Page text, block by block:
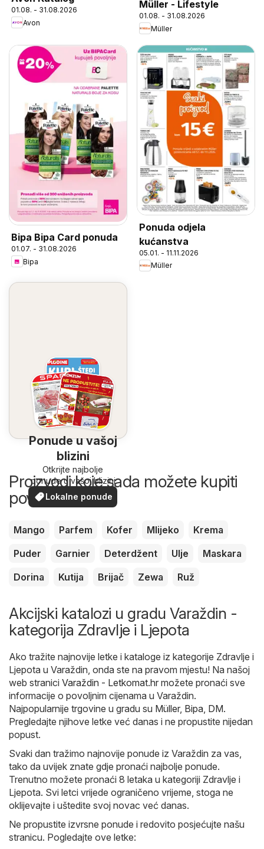
01.08. - 31.08.2026
Avon
Müller - Lifestyle
01.08. - 31.08.2026
Müller
Bipa Bipa Card ponuda
01.07. - 31.08.2026
Bipa
Ponuda odjela
kućanstva
05.01. - 11.11.2026
Müller
Ponude u vašoj
blizini
Otkrijte najbolje
ponude u vašoj blizini
Lokalne ponude
Proizvodi koje sada možete kupiti
povoljnije
Mango Parfem Kofer Mlijeko
Krema
Puder
Garnier Deterdžent Ulje
Maskara
Dorina
Kutija Brijač Zewa Ruž
Akcijski katalozi u gradu Varaždin -
kategorija Zdravlje i Ljepota
Ako tražite najnovije letke i kataloge iz kategorije Zdravlje i
Ljepota u Varaždin, onda ste na pravom mjestu! Na našoj
web stranici Varaždin - Letkomat.hr možete pronaći sve
informacije o povoljnim cijenama u Varaždin.
Najpopularnije trgovine u gradu su Müller, Bipa DM.
Pregledajte njihove letke već danas i ne propustite nijedan
popust.
Svaki dan tražimo najnovije ponude iz Varaždin za vas,
tako da uvijek znate gdje pronaći najbolje ponude.
Trenutno možete pronaći 8 letaka u kategoriji Zdravlje i
Ljepota. Svi letci vrijede ograničeno vrijeme, stoga ne
oklijevajte i uštedite svoj novac već danas.
Ne propustite izvrsne ponude i redovito posjećujte našu
stranicu. Pogledajte ove letke: